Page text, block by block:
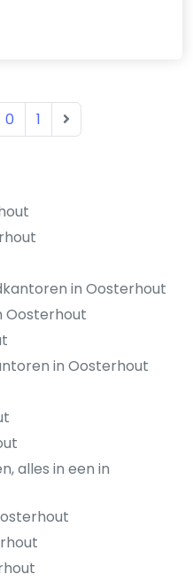
in Oosterhout
Oosterhout
in Oosterhout
alles in een in
0 1